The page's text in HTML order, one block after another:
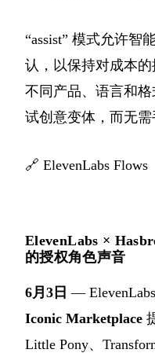
“assist” 模式允许智
认，以保持对成本
不同产品、语言和
试创意变体，而无需
🔗 ElevenLabs Flows
ElevenLabs ×
的授权角色声音
6月3日 —
Iconic Marketplace
Little Pony、